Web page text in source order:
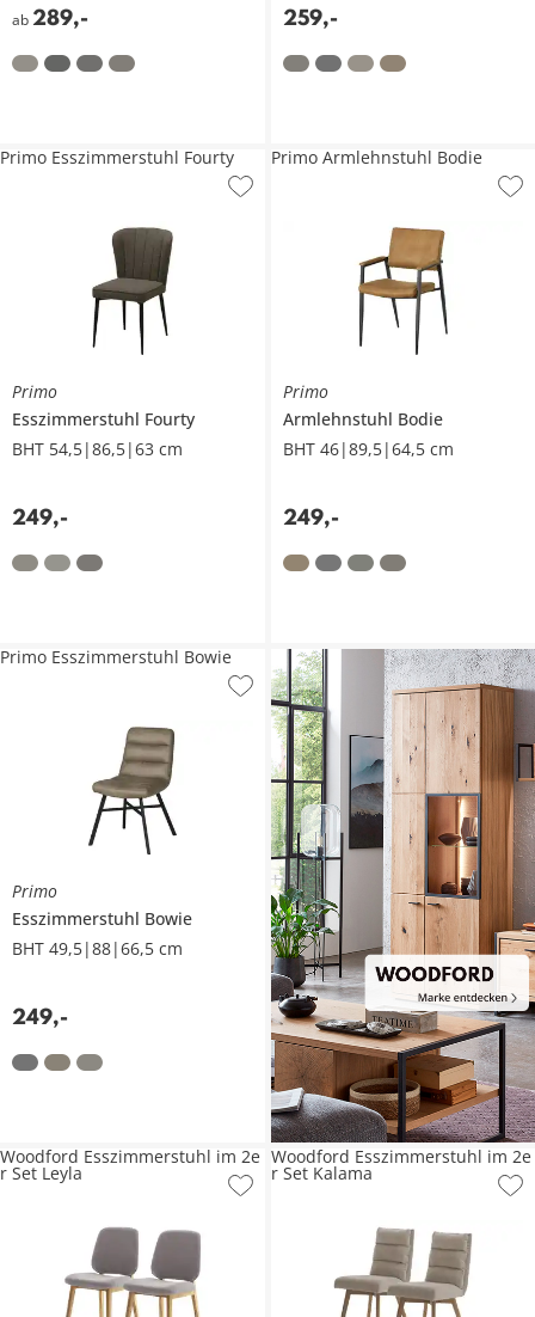
ab 289,- 259,-
Primo
Esszimmerstuhl Fourty
BHT 54,5|86,5|63 cm
249,-
Primo Esszimmerstuhl Fourty
Primo
Armlehnstuhl Bodie
BHT 46|89,5|64,5 cm
249,-
Primo Armlehnstuhl Bodie
Primo
Esszimmerstuhl Bowie
BHT 49,5|88|66,5 cm
249,-
Primo Esszimmerstuhl Bowie
Woodford Esszimmerstuhl im 2e
r Set Leyla
Woodford Esszimmerstuhl im 2e
r Set Kalama